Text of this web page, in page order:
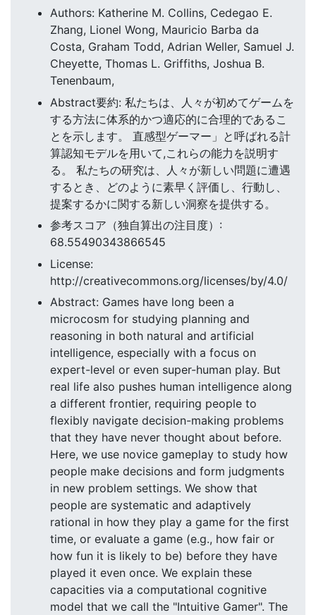
Authors: Katherine M. Collins, Cedegao E.
Zhang, Lionel Wong, Mauricio Barba da
Costa, Graham Todd, Adrian Weller, Samuel J.
Cheyette, Thomas L. Griffiths, Joshua B.
Tenenbaum,
Abstract要約: 私たちは、人々が初めてゲームを
する方法に体系的かつ適応的に合理的であるこ
とを示します。 直感型ゲーマー」と呼ばれる計
算認知モデルを用いて,これらの能力を説明す
る。 私たちの研究は、人々が新しい問題に遭遇
するとき、どのように素早く評価し、行動し、
提案するかに関する新しい洞察を提供する。
参考スコア（独自算出の注目度）:
68.55490343866545
License:
http://creativecommons.org/licenses/by/4.0/
Abstract: Games have long been a
microcosm for studying planning and
reasoning in both natural and artificial
intelligence, especially with a focus on
expert-level or even super-human play. But
real life also pushes human intelligence along
a different frontier, requiring people to
flexibly navigate decision-making problems
that they have never thought about before.
Here, we use novice gameplay to study how
people make decisions and form judgments
in new problem settings. We show that
people are systematic and adaptively
rational in how they play a game for the first
time, or evaluate a game (e.g., how fair or
how fun it is likely to be) before they have
played it even once. We explain these
capacities via a computational cognitive
model that we call the "Intuitive Gamer". The